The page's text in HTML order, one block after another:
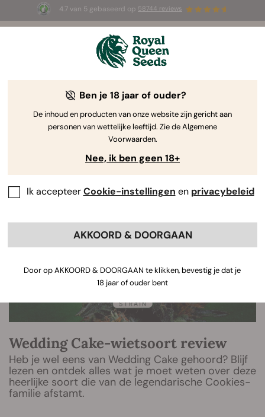
4.7 van 5 gebaseerd op 58744 reviews
☀️ Summer Sales: tot wel 50% korting
op geselecteerde producten! ⏤
The RQS Blog
Cannabis Lifestyle Blogs
Wedding Cake-wietsoort review
Heb je wel eens van Wedding Cake gehoord? Blijf
lezen en ontdek alles wat je moet weten over deze
heerlijke soort die van de legendarische Cookies-
familie afstamt.
Ben je 18 jaar of ouder?
De inhoud en producten van onze website zijn gericht aan
personen van wettelijke leeftijd. Zie de Algemene
Voorwaarden.
Nee, ik ben geen 18+
Ik accepteerCookie-instellingen en privacybeleid
AKKOORD & DOORGAAN
Door op AKKOORD & DOORGAAN te klikken, bevestig je dat je
18 jaar of ouder bent